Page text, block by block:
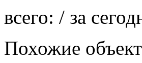
всего: / за
Похожие